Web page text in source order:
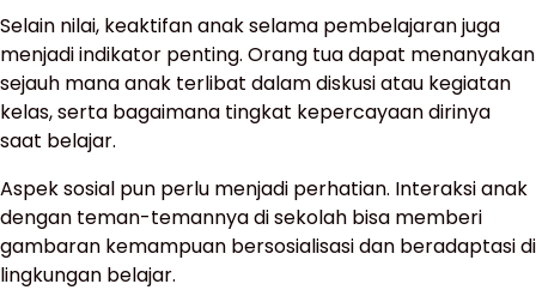
Selain nilai, keaktifan anak selama pembelajaran juga
menjadi indikator penting. Orang tua dapat menanyakan
sejauh mana anak terlibat dalam diskusi atau kegiatan
kelas, serta bagaimana tingkat kepercayaan dirinya
saat belajar.
Aspek sosial pun perlu menjadi perhatian. Interaksi anak
dengan teman-temannya di sekolah bisa memberi
gambaran kemampuan bersosialisasi dan beradaptasi di
lingkungan belajar.